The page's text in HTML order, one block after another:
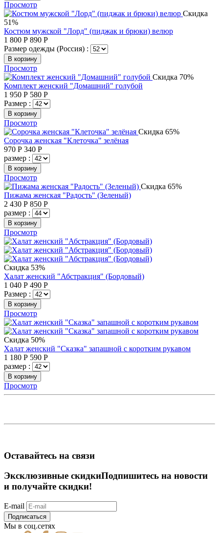
Просмотр
Скидка
51%
Костюм мужской "Лорд" (пиджак и брюки) велюр
1 800 Р 890 Р
Размер одежды (Россия) :
В корзину
Просмотр
Скидка 70%
Комплект женский "Домашний" голубой
1 950 Р 580 Р
Размер :
В корзину
Просмотр
Скидка 65%
Сорочка женская "Клеточка" зелёная
970 Р 340 Р
размер :
В корзину
Просмотр
Скидка 65%
Пижама женская "Радость" (Зеленый)
2 430 Р 850 Р
размер :
В корзину
Просмотр
Скидка 53%
Халат женский "Абстракция" (Бордовый)
1 040 Р 490 Р
Размер :
В корзину
Просмотр
Скидка 50%
Халат женский "Сказка" запашной с коротким рукавом
1 180 Р 590 Р
размер :
В корзину
Просмотр
Оставайтесь на связи
Эксклюзивные скидкиПодпишитесь на новости
и получайте скидки!
E-mail
Подписаться
Мы в соц.сетях